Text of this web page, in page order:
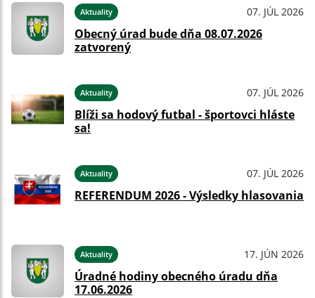
Aktuality 07. JÚL 2026
Obecný úrad bude dňa 08.07.2026
zatvorený
Aktuality 07. JÚL 2026
Blíži sa hodový futbal - športovci hláste
sa!
Aktuality 07. JÚL 2026
REFERENDUM 2026 - Výsledky hlasovania
Aktuality 17. JÚN 2026
Úradné hodiny obecného úradu dňa
17.06.2026